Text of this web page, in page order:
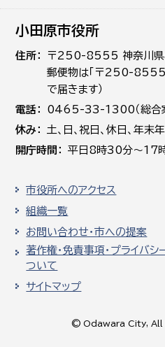
小田原市役所
住所
〒250-8555 神奈川県
郵便物は「〒250-8555
で届きます）
電話
0465-33-1300（総合
休み
土､日､祝日、休日、年
開庁時間
平日8時30分～17
市役所へのアクセス
組織一覧
お問い合わせ・市への提案
著作権・免責事項・プライバシ
ついて
サイトマップ
© Odawara City, All